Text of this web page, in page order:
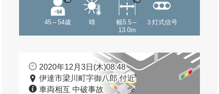
45～54歳 晴
幅5.5～
13.0m
３灯式信号
2020年12月3日(木)08:48
伊達市梁川町字御八郎 付近
車両相互 中破事故